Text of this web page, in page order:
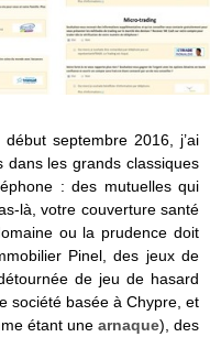
début septembre 2016, j’ai
les grands classiques
: des mutuelles qui
là, votre couverture santé
ou la prudence doit
Pinel, des jeux de
de jeu de hasard
société basée à Chypre, et
étant une arnaque), des